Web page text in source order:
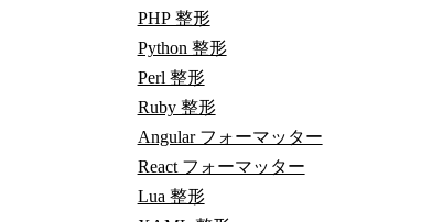
PHP 整形
Python 整形
Perl 整形
Ruby 整形
Angular フォーマッター
React フォーマッター
Lua 整形